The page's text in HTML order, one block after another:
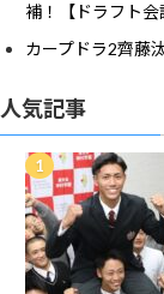
補！【ドラフト会
カープドラ2齊藤
人気記事